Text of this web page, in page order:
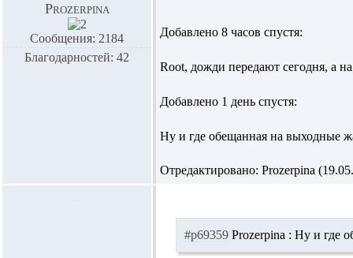
Prozerpina
Сообщения: 2184
Благодарностей: 42
Добавлено 8 часов спустя:
Root, дожди передают сегодня, а
Добавлено 1 день спустя:
Ну и где обещанная на выходные
Отредактировано: Prozerpina
#p69359 Prozerpina : Ну и где